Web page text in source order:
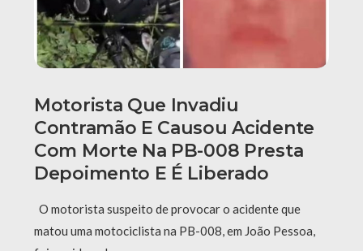
Motorista Que Invadiu
Contramão E Causou Acidente
Com Morte Na PB-008 Presta
Depoimento E É Liberado
O motorista suspeito de provocar o acidente que
matou uma motociclista na PB-008, em João Pessoa,